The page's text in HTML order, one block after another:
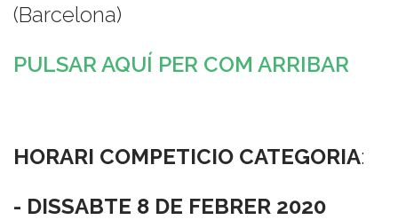
(Barcelona)
PULSAR AQUÍ PER COM ARRIBAR
HORARI COMPETICIO CATEGORIA:
- DISSABTE 8 DE FEBRER 2020